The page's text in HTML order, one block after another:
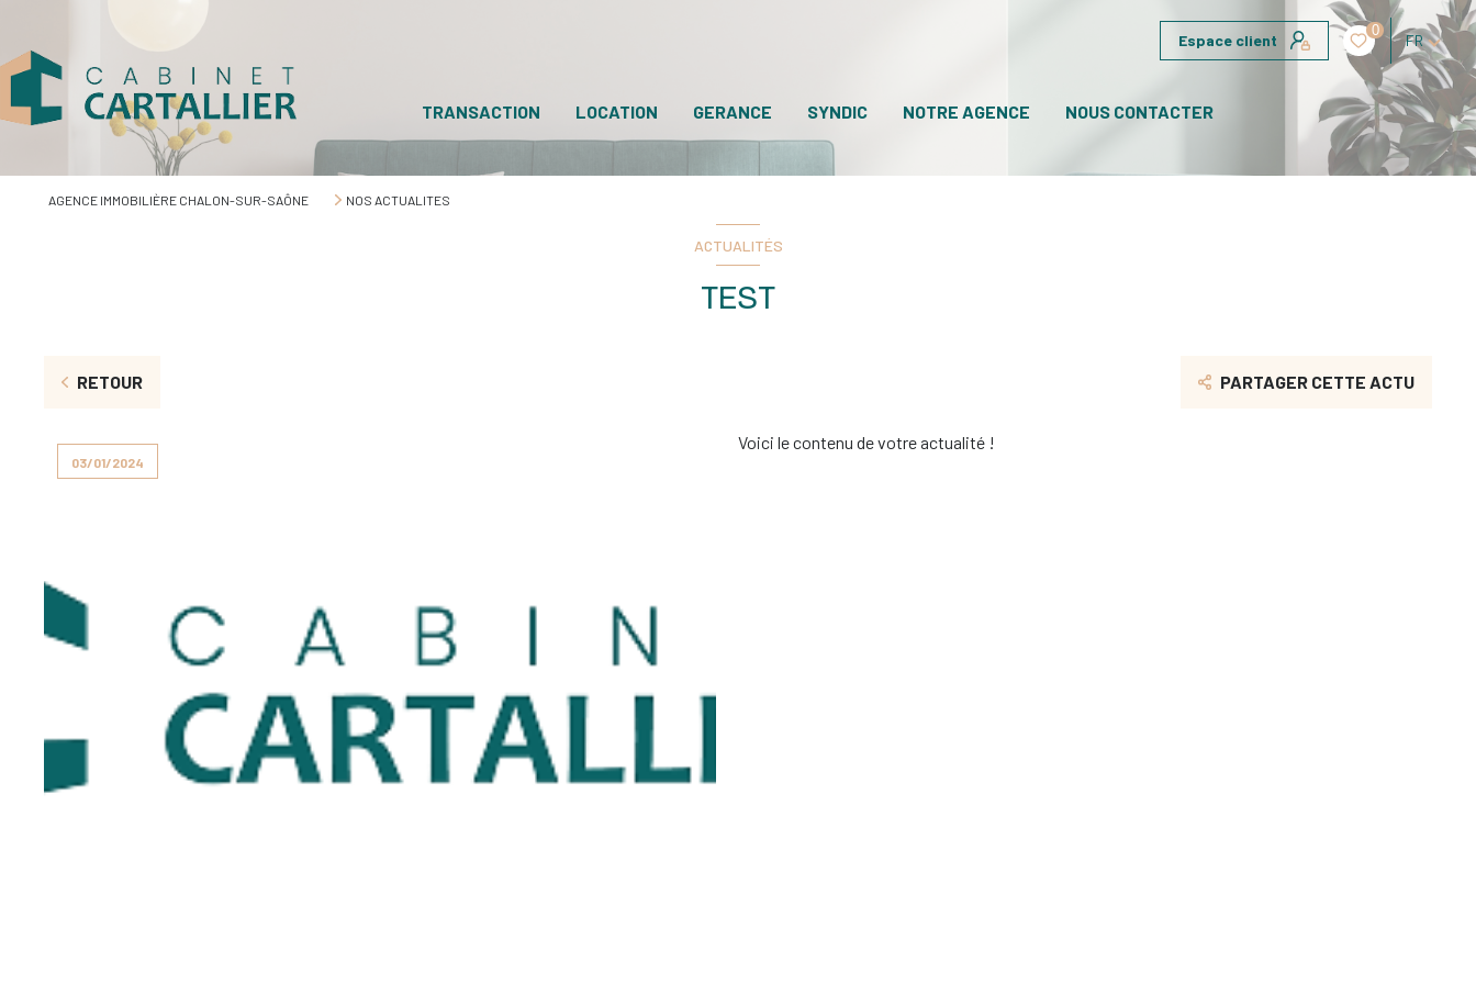
Espace client
0
FR
TRANSACTION LOCATION GERANCE SYNDIC NOTRE AGENCE NOUS CONTACTER
AGENCE IMMOBILIÈRE CHALON-SUR-SAÔNE NOS ACTUALITES
ACTUALITÉS
TEST
RETOUR PARTAGER CETTE ACTU
03/01/2024
Voici le contenu de votre actualité !